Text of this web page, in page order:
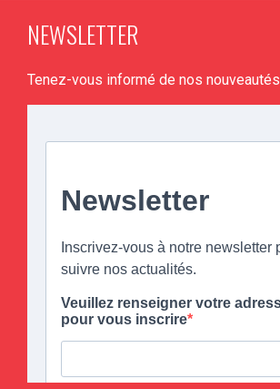
NEWSLETTER
Tenez-vous informé de nos nouveautés